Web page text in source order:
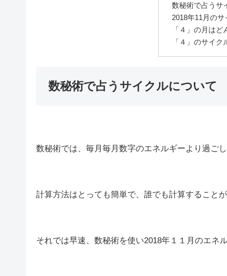
数秘術で占うサ
2018年11月の
「４」の月はど
「４」のサイ
数秘術で占うサイクルについて
数秘術では、毎月毎月数字のエネルギーより過ご
計算方法はとっても簡単で、誰でも計算することが
それでは早速、数秘術を使い2018年１１月のエネ